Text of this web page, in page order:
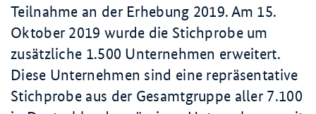
Teilnahme an der Erhebung 2019. Am 15.
Oktober 2019 wurde die Stichprobe um
zusätzliche 1.500 Unternehmen erweitert.
Diese Unternehmen sind eine repräsentative
Stichprobe aus der Gesamtgruppe aller 7.100